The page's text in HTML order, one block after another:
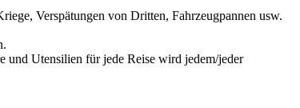
Verspätungen von Dritten, Fahrzeugpannen usw.
und Utensilien für jede Reise wird jedem/jeder